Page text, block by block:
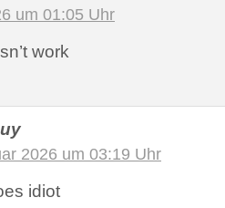
um 01:05 Uhr
work
2026 um 03:19 Uhr
idiot